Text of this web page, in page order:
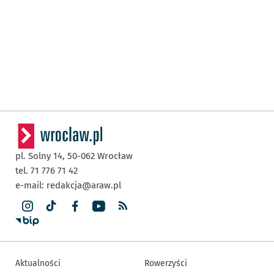
pl. Solny 14, 50-062 Wrocław
tel. 71 776 71 42
e-mail: redakcja@araw.pl
Aktualności Rowerzyści